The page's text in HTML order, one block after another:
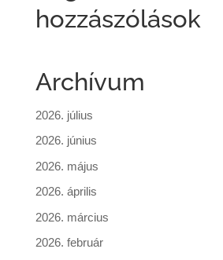
hozzászólások
Archívum
2026. július
2026. június
2026. május
2026. április
2026. március
2026. február